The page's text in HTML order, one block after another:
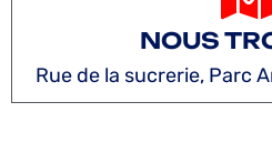
NOUS
Rue de la sucrerie, Parc